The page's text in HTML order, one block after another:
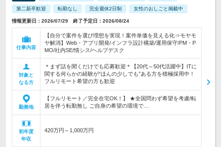
第二新卒歓迎 転勤なし 完全週休2日制 女性のおしごと掲載中
情報更新日：2026/07/29 終了予定日：2026/08/24
仕事内容
【自分で案件を選び理想を実現！案件単価を見える化⇒モヤモ
ヤ解消】Web・アプリ開発/インフラ設計構築/運用保守/PM・P
MO/社内SE/情シス/ヘルプデスク
対象と
なる方
＊まず話を聞くだけでも応募歓迎＊【20代～50代活躍中】ITに
関する何らかの経験が“ほんの少しでも”ある方を積極採用中！
フルリモート希望の方も歓迎
勤務地
【フルリモート／完全在宅OK！】 ★全国問わず希望を考慮/転
居を伴う転勤無し ご自身の希望の環境で…
初年度
年収
420万円～1,000万円